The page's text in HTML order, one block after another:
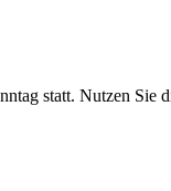
statt. Nutzen Sie